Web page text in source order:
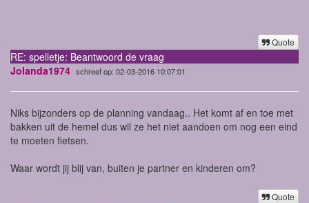
Quote
RE: spelletje: Beantwoord de vraag
Jolanda1974 schreef op: 02-03-2016 10:07:01
Niks bijzonders op de planning vandaag.. Het komt af en toe met
bakken uit de hemel dus wil ze het niet aandoen om nog een eind
te moeten fietsen.
Waar wordt jij blij van, buiten je partner en kinderen om?
Quote